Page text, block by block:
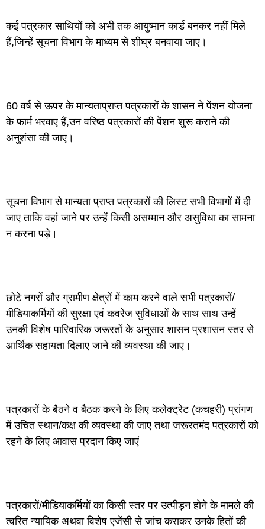
कई पत्रकार साथियों को अभी तक आयुष्मान कार्ड बनकर नहीं मिले
हैं,जिन्हें सूचना विभाग के माध्यम से शीघ्र बनवाया जाए।
60 वर्ष से ऊपर के मान्यताप्राप्त पत्रकारों के शासन ने पेंशन योजना
के फार्म भरवाए हैं,उन वरिष्ठ पत्रकारों की पेंशन शुरू कराने की
अनुशंसा की जाए।
सूचना विभाग से मान्यता प्राप्त पत्रकारों की लिस्ट सभी विभागों में दी
जाए ताकि वहां जाने पर उन्हें किसी असम्मान और असुविधा का सामना
न करना पड़े।
छोटे नगरों और ग्रामीण क्षेत्रों में काम करने वाले सभी पत्रकारों/
मीडियाकर्मियों की सुरक्षा एवं कवरेज सुविधाओं के साथ साथ उन्हें
उनकी विशेष पारिवारिक जरूरतों के अनुसार शासन प्रशासन स्तर से
आर्थिक सहायता दिलाए जाने की व्यवस्था की जाए।
पत्रकारों के बैठने व बैठक करने के लिए कलेक्ट्रेट (कचहरी) प्रांगण
में उचित स्थान/कक्ष की व्यवस्था की जाए तथा जरूरतमंद पत्रकारों को
रहने के लिए आवास प्रदान किए जाएं
पत्रकारों/मीडियाकर्मियों का किसी स्तर पर उत्पीड़न होने के मामले की
त्वरित न्यायिक अथवा विशेष एजेंसी से जांच कराकर उनके हितों की